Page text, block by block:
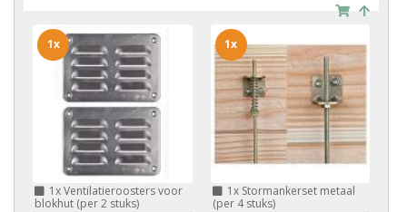
1xVentilatieroosters voor
blokhut (per 2 stuks)
1x
1xStormankerset metaal
(per 4 stuks)
1x